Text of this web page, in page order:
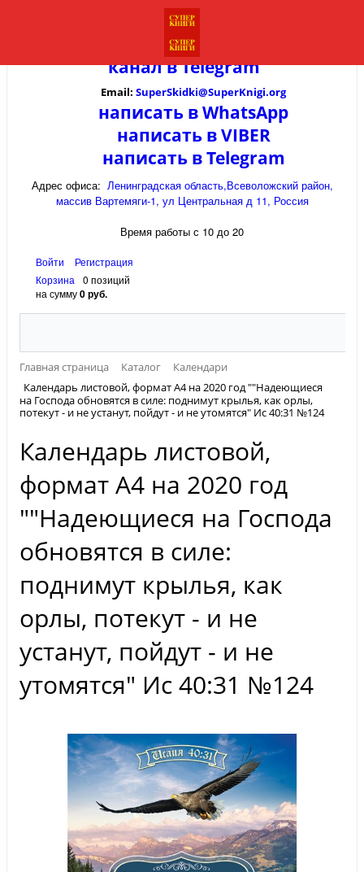
канал вTelegram
Email: SuperSkidki@SuperKnigi.org
написать в WhatsApp
написать в VIBER
написать в Telegram
Адрес офиса: Ленинградская область,Всеволожский район,
массив Вартемяги-1, ул Центральная д 11, Россия
Время работы с 10 до 20
Войти
Регистрация
Корзина
0 позиций
на сумму0 руб.
Главная страница Каталог
Календари
Календарь листовой, формат А4 на 2020 год ""Надеющиеся
на Господа обновятся в силе: поднимут крылья, как орлы,
потекут - и не устанут, пойдут - и не утомятся" Ис 40:31 №124
Календарь листовой,
формат А4 на 2020 год
""Надеющиеся на Господа
обновятся в силе:
поднимут крылья, как
орлы, потекут - и не
устанут, пойдут - и не
утомятся" Ис 40:31 №124